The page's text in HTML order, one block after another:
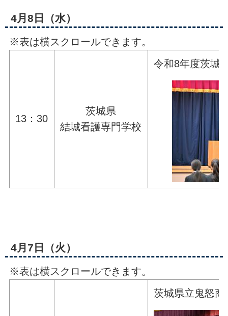
4月8日（水）
※表は横スクロールできます。
13：30
茨城県
結城看護専門学校
令和8年度茨城
4月7日（火）
※表は横スクロールできます。
茨城県立鬼怒